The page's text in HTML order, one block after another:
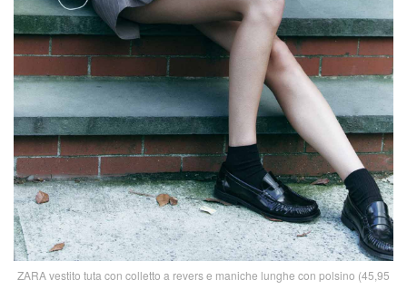
ZARA vestito tuta con colletto a revers e maniche lunghe con polsino (45,95